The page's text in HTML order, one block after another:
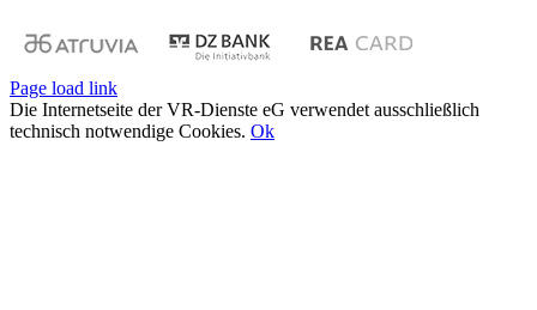
Page load link
Die Internetseite der VR-Dienste eG verwendet ausschließlich
technisch notwendige Cookies. Ok